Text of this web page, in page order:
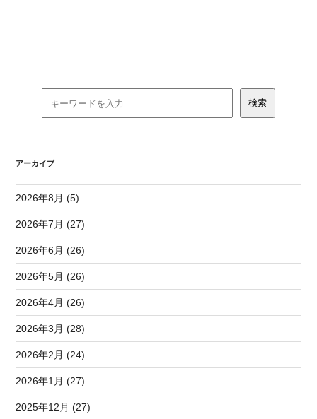
アーカイブ
2026年8月 (5)
2026年7月 (27)
2026年6月 (26)
2026年5月 (26)
2026年4月 (26)
2026年3月 (28)
2026年2月 (24)
2026年1月 (27)
2025年12月 (27)